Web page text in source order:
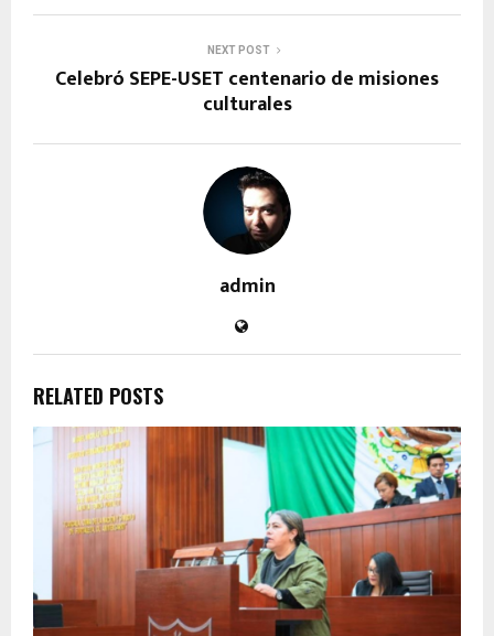
NEXT POST
Celebró SEPE-USET centenario de misiones
culturales
admin
RELATED POSTS